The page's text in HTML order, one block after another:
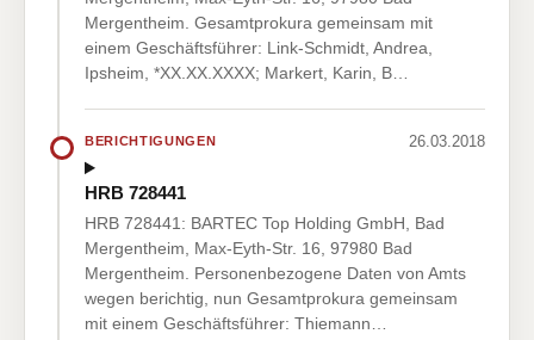
Mergentheim. Gesamtprokura gemeinsam mit
einem Geschäftsführer: Link-Schmidt, Andrea,
Ipsheim, *XX.XX.XXXX; Markert, Karin, B…
BERICHTIGUNGEN 26.03.2018
HRB 728441
HRB 728441: BARTEC Top Holding GmbH, Bad
Mergentheim, Max-Eyth-Str. 16, 97980 Bad
Mergentheim. Personenbezogene Daten von Amts
wegen berichtig, nun Gesamtprokura gemeinsam
mit einem Geschäftsführer: Thiemann…